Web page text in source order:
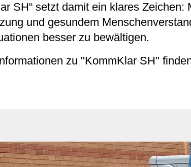
SH“ setzt damit ein klares
und gesundem
besser zu bewältigen.
zu "KommKlar SH"